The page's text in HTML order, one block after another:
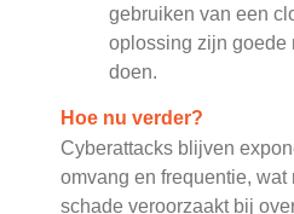
gebruiken van een
oplossing zijn goede
doen.
Hoe nu verder?
Cyberattacks blijven
omvang en frequentie, wat
schade veroorzaakt bij